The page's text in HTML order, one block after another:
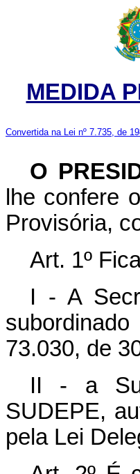
MEDIDA
Convertida na Lei nº 7.735, de
O
lhe confere
Provisória,
Art. 1º
I - A
73.030, de
II - a
SUDEPE,
pela Lei